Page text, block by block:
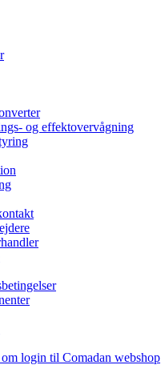
og effektovervågning
login til Comadan webshop